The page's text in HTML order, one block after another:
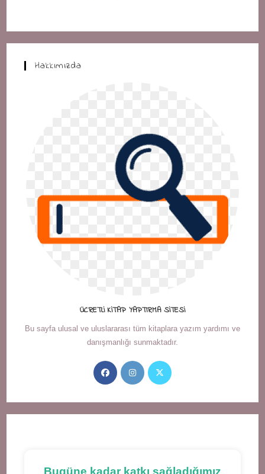
Hakkımızda
ÜCRETLI KITAP YAPTIRMA SITESI
Bu sayfa ulusal ve uluslararası tüm kitaplara yazım yardımı ve
danışmanlığı sunmaktadır.
Opens
in
new
Opens
in
new
Opens
new